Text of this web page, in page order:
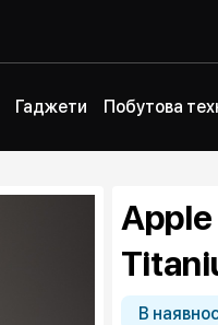
Гаджети Побутова
Apple
В